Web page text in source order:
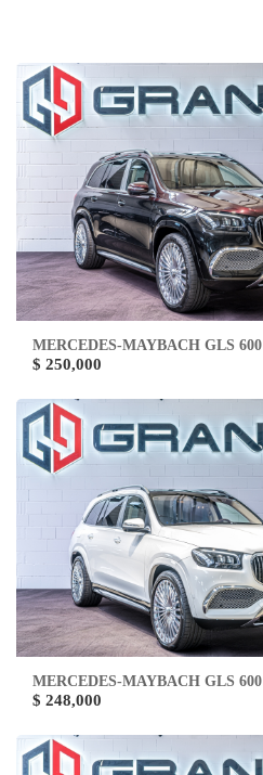
MERCEDES-MAYBACH GLS 600
$ 250,000
MERCEDES-MAYBACH GLS 600
$ 248,000